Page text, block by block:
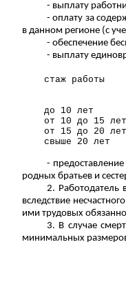
- выплату
- оплату за
в данном регионе (с
- обеспечение
- выплату
стаж работы
до 10 лет
от 10 до 15 лет
от 15 до 20 лет
свыше 20 лет
-
родных братьев и
2.
вследствие
ими трудовых
3. В случае
минимальных